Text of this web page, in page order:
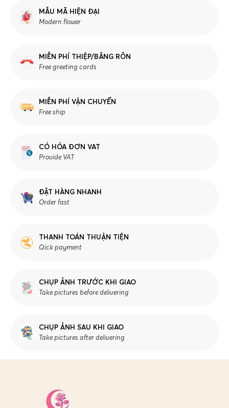
MẪU MÃ HIỆN ĐẠI
Modern flower
MIỄN PHÍ THIỆP/BĂNG RÔN
Free greeting cards
MIỄN PHÍ VẬN CHUYỂN
Free ship
CÓ HÓA ĐƠN VAT
Provide VAT
ĐẶT HÀNG NHANH
Order fast
THANH TOÁN THUẬN TIỆN
Qick payment
CHỤP ẢNH TRƯỚC KHI GIAO
Take pictures before delivering
CHỤP ẢNH SAU KHI GIAO
Take pictures after delivering